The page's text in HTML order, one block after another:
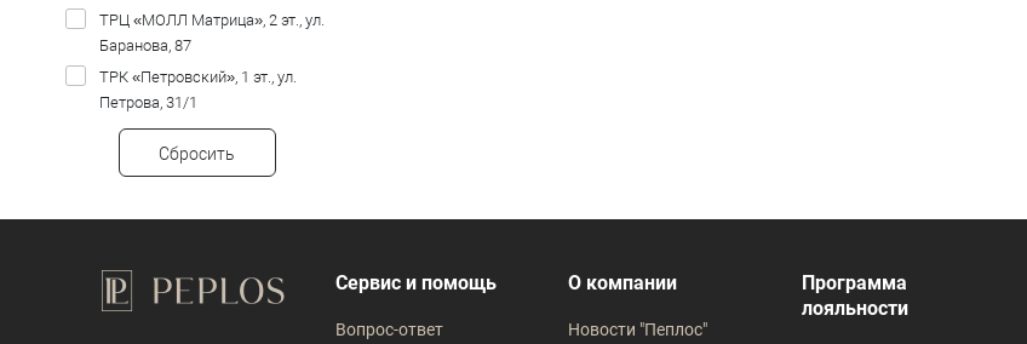
ТРЦ «МОЛЛ Матрица», 2 эт., ул.
Баранова, 87
ТРК «Петровский», 1 эт., ул.
Петрова, 31/1
Сбросить
Сервис и помощь
Вопрос-ответ
О компании
Новости "Пеплос"
Программа
лояльности